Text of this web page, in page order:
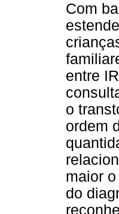
Com
entre
o
ordem
maior
do